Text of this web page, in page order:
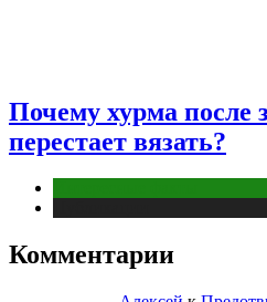
Почему хурма после
перестает вязать?
Комментарии